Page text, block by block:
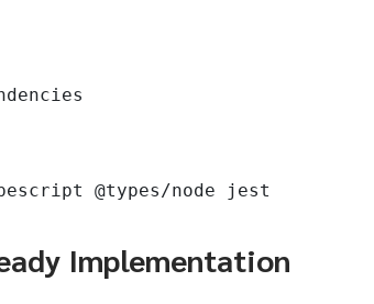
@types/node jest
Implementation